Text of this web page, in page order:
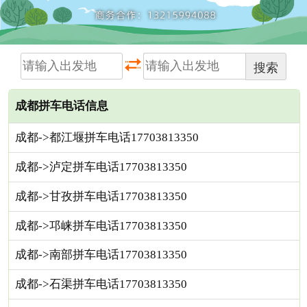
搜索
成都拼车电话信息
成都->都江堰拼车电话17703813350
成都->泸定拼车电话17703813350
成都->甘孜拼车电话17703813350
成都->邛崃拼车电话17703813350
成都->南部拼车电话17703813350
成都->石渠拼车电话17703813350